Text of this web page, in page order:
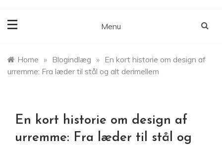
Menu
Home » Blogindlæg » En kort historie om design af
urremme: Fra læder til stål og alt derimellem
En kort historie om design af
urremme: Fra læder til stål og